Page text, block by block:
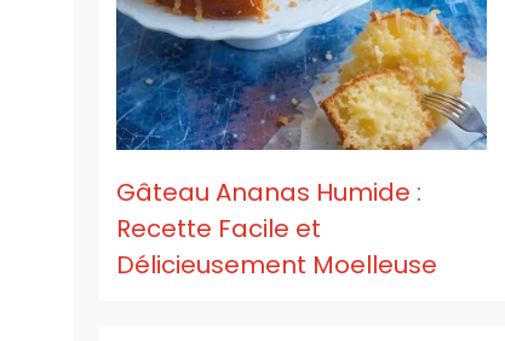
Gâteau Ananas Humide :
Recette Facile et
Délicieusement Moelleuse